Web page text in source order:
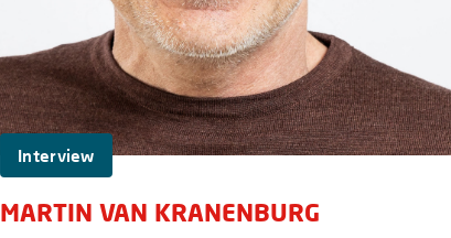
Interview
MARTIN VAN KRANENBURG